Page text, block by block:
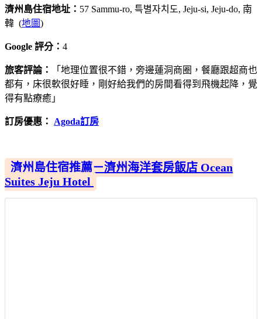
濟州島住宿地址： 57 Sammu-ro, 특별자치도, Jeju-si, Jeju-do, 南
韓 (地圖)
Google 評分： 4
旅客評論：
「地理位置很不錯，旁邊蓮洞商圈，餐廳跟超商也
都有，床很軟很好睡，剛好給我們的房間看得到飛機起降，覺
得有點療癒」
訂房優惠： Agoda訂房
濟州島住宿推薦－濟州海洋套房飯店 Ocean
Suites Jeju Hotel